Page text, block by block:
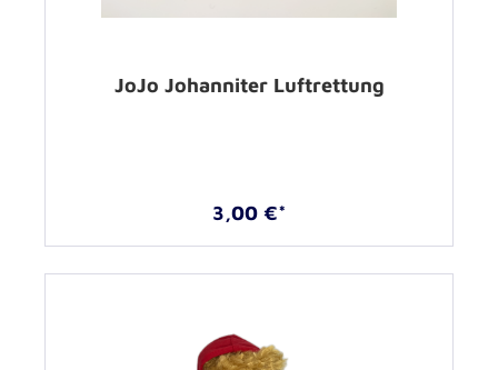
JoJo Johanniter Luftrettung
3,00 €*